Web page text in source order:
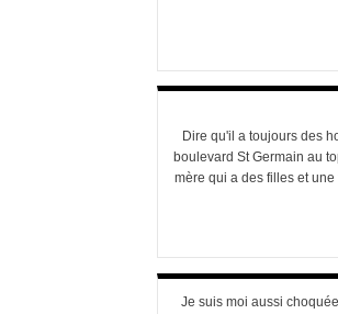
Dire qu'il a toujours des
boulevard St Germain au
mère qui a des filles et
Je suis moi aussi